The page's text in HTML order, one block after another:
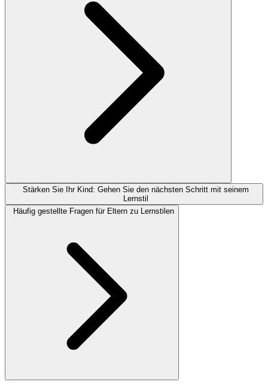
Stärken Sie Ihr Kind: Gehen Sie den nächsten Schritt mit seinem
Lernstil
Häufig gestellte Fragen für Eltern zu Lernstilen